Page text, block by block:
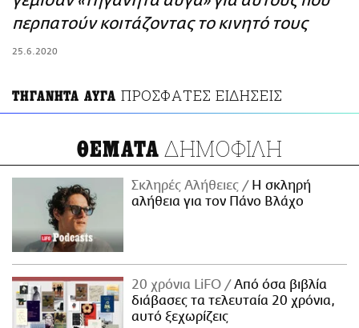
ΑΜΠΑ
περπατούν κοιτάζοντας το κινητό τους
25.6.2020
ΤΗΓΑΝΗΤΑ ΑΥΓΑ ΠΡΟΣΦΑΤΕΣ ΕΙΔΗΣΕΙΣ
ΘΕΜΑΤΑ ΔΗΜΟΦΙΛΗ
Σκληρές Αλήθειες
H σκληρή
αλήθεια για τον Πάνο Βλάχο
20 χρόνια LiFO
Από όσα βιβλία
διάβασες τα τελευταία 20 χρόνια,
αυτό ξεχωρίζεις